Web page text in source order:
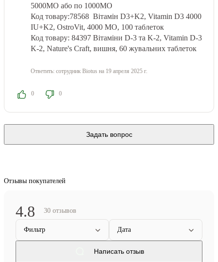
5000МО або по 1000МО
Код товару:78568 Вітамін D3+K2, Vitamin D3 4000
IU+K2, OstroVit, 4000 МО, 100 таблеток
Код товару: 84397 Вітаміни D-3 та K-2, Vitamin D-3
K-2, Nature's Craft, вишня, 60 жувальних таблеток
Ответить: сотрудник Biotus на 19 апреля 2025 г.
0 0
Задать вопрос
Отзывы покупателей
4.8 30 отзывов
Фильтр Дата
Написать отзыв